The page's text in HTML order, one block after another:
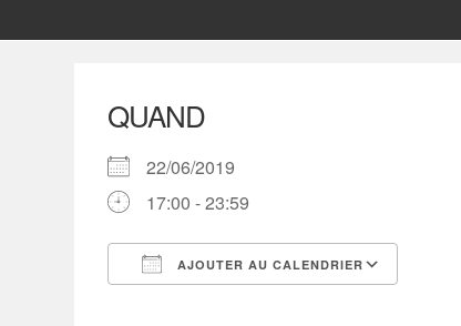
QUAND
22/06/2019
17:00 - 23:59
AJOUTER AU CALENDRIER